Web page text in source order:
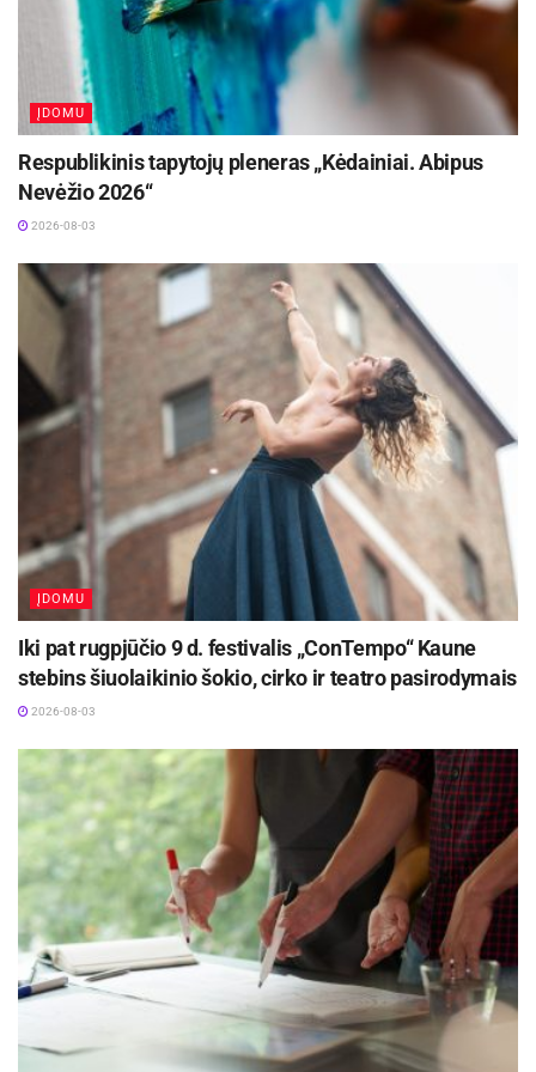
ĮDOMU
Respublikinis tapytojų pleneras „Kėdainiai. Abipus
Nevėžio 2026“
2026-08-03
ĮDOMU
Iki pat rugpjūčio 9 d. festivalis „ConTempo“ Kaune
stebins šiuolaikinio šokio, cirko ir teatro pasirodymais
2026-08-03